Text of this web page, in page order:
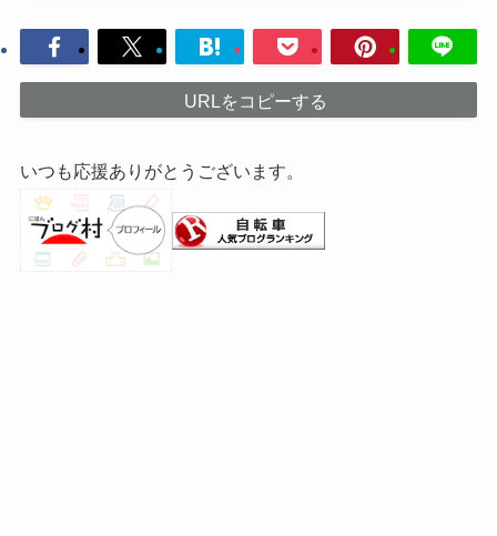
URLをコピーする
いつも応援ありがとうございます。